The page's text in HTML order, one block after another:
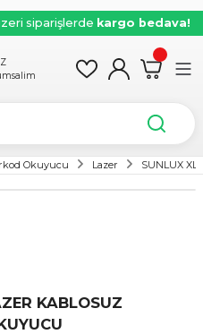
siparişlerde kargo bedava!
Okuyucu Lazer SUNLUX
KABLOSUZ